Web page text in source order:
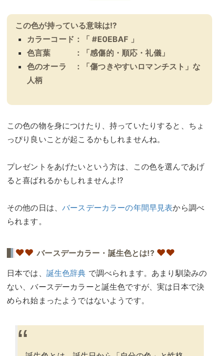
この色が持っている意味は!?
カラーコード：「 #E0EBAF 」
色言葉 ：「感傷的・順応・礼儀」
色のオーラ ：「傷つきやすいロマンチスト」な
人柄
この色の物を身につけたり、持っていたりすると、ちょ
っぴり良いことが起こるかもしれませんね。
プレゼントをあげたいという方は、この色を選んであげ
ると喜ばれるかもしれませんよ!?
その他の日は、バースデーカラーの年間早見表から調べ
られます。
♥♥ バースデーカラー・誕生色とは!? ♥♥
日本では、 誕生色辞典 で調べられます。あまり馴染みの
ない、バースデーカラーと誕生色ですが、実は日本で決
められ始まったようではないようです。